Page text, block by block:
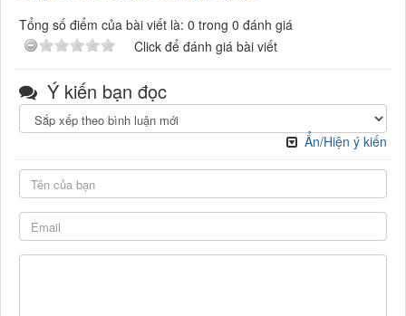
Tổng số điểm của bài viết là: 0 trong 0 đánh giá
Click để đánh giá bài viết
Ý kiến bạn đọc
Ẩn/Hiện ý kiến